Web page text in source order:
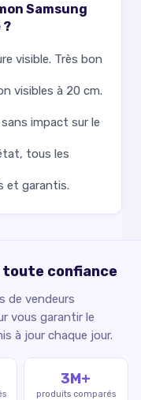
Samsung
?
visible. Très bon
visibles à 20 cm.
impact sur le
tous les
et garantis.
confiance
de vendeurs
vous garantir le
à jour chaque jour.
3M+
produits comparés